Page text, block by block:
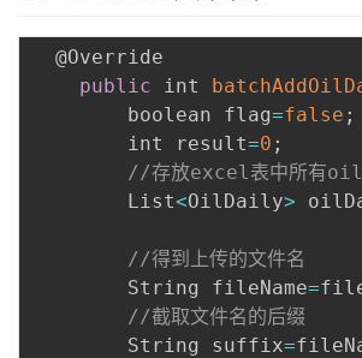
  @Override
public int
        boolean flag
=false ;
        int result
=0 ;
//存放excel表中所有
        List
<OilDaily>
//得到上传的文件名
        String fileName
=
//截取文件名的后缀
        String suffix
=